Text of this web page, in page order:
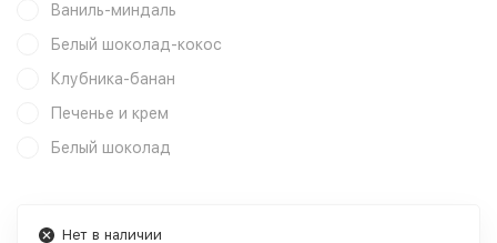
Ваниль-миндаль
Белый шоколад-кокос
Клубника-банан
Печенье и крем
Белый шоколад
Нет в наличии